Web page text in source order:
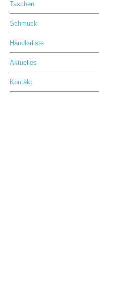
Taschen
Schmuck
Händlerliste
Aktuelles
Kontakt